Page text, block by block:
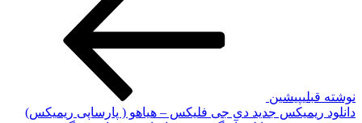
نوشته قبلیپیشین
دانلود ریمیکس جدید دی جی فلیکس – هیاهو ( پارساپی ریمیکس)